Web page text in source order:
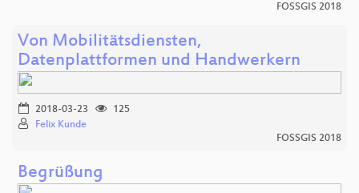
FOSSGIS 2018
Von Mobilitätsdiensten,
Datenplattformen und Handwerkern
2018-03-23
125
Felix Kunde
FOSSGIS 2018
Begrüßung